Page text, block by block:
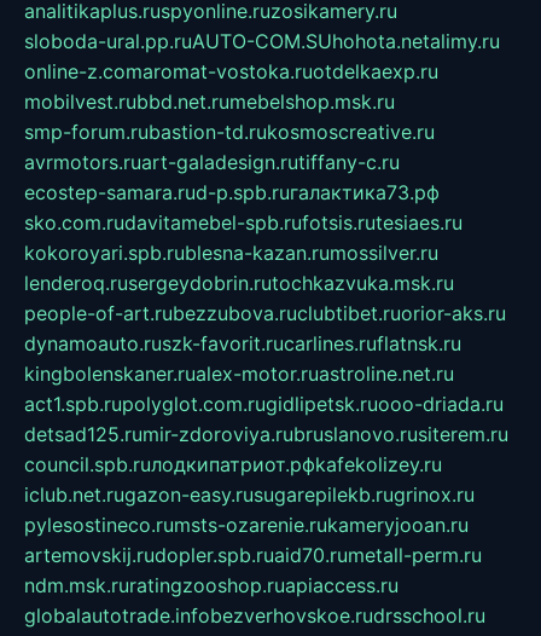
analitikaplus.ruspyonline.ruzosikamery.ru
sloboda-ural.pp.ruAUTO-COM.SUhohota.netalimy.ru
online-z.comaromat-vostoka.ruotdelkaexp.ru
mobilvest.rubbd.net.rumebelshop.msk.ru
smp-forum.rubastion-td.rukosmoscreative.ru
avrmotors.ruart-galadesign.rutiffany-c.ru
ecostep-samara.rud-p.spb.ruгалактика73.рф
sko.com.rudavitamebel-spb.rufotsis.rutesiaes.ru
kokoroyari.spb.rublesna-kazan.rumossilver.ru
lenderoq.rusergeydobrin.rutochkazvuka.msk.ru
people-of-art.rubezzubova.ruclubtibet.ruorior-aks.ru
dynamoauto.ruszk-favorit.rucarlines.ruflatnsk.ru
kingbolenskaner.rualex-motor.ruastroline.net.ru
act1.spb.rupolyglot.com.rugidlipetsk.ruooo-driada.ru
detsad125.rumir-zdoroviya.rubruslanovo.rusiterem.ru
council.spb.ruлодкипатриот.рфkafekolizey.ru
iclub.net.rugazon-easy.rusugarepilekb.rugrinox.ru
pylesostineco.rumsts-ozarenie.rukameryjooan.ru
artemovskij.rudopler.spb.ruaid70.rumetall-perm.ru
ndm.msk.ruratingzooshop.ruapiaccess.ru
globalautotrade.infobezverhovskoe.rudrsschool.ru